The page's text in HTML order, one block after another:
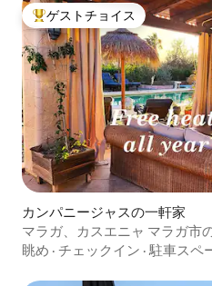
大好評のゲストチョイスです。
ゲストチョイス
カンパニージャスの一軒家
マラガ、カスエニャ マラガ市
眺め · チェックイン ·駐車スペ